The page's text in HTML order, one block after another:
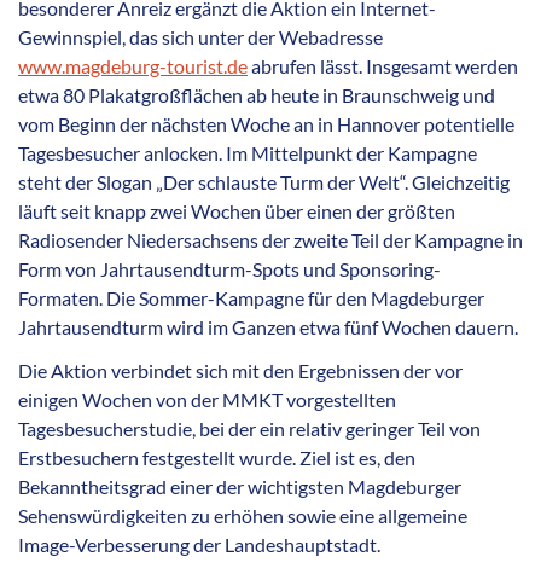
besonderer Anreiz ergänzt die Aktion ein Internet-
Gewinnspiel, das sich unter der Webadresse
www.magdeburg-tourist.deabrufen lässt. Insgesamt werden
etwa 80 Plakatgroßflächen ab heute in Braunschweig und
vom Beginn der nächsten Woche an in Hannover potentielle
Tagesbesucher anlocken. Im Mittelpunkt der Kampagne
steht der Slogan „Der schlauste Turm der Welt“. Gleichzeitig
läuft seit knapp zwei Wochen über einen der größten
Radiosender Niedersachsens der zweite Teil der Kampagne in
Form von Jahrtausendturm-Spots und Sponsoring-
Formaten. Die Sommer-Kampagne für den Magdeburger
Jahrtausendturm wird im Ganzen etwa fünf Wochen dauern.
Die Aktion verbindet sich mit den Ergebnissen der vor
einigen Wochen von der MMKT vorgestellten
Tagesbesucherstudie, bei der ein relativ geringer Teil von
Erstbesuchern festgestellt wurde. Ziel ist es, den
Bekanntheitsgrad einer der wichtigsten Magdeburger
Sehenswürdigkeiten zu erhöhen sowie eine allgemeine
Image-Verbesserung der Landeshauptstadt.